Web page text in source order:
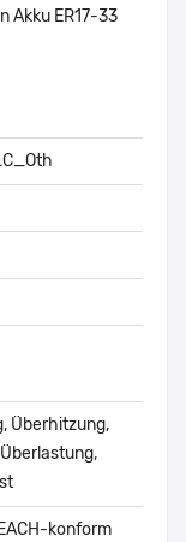
Akku ER17-33
Überhitzung,
konform